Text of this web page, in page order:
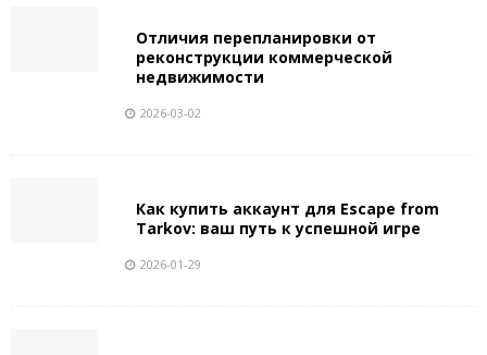
Отличия перепланировки от
реконструкции коммерческой
недвижимости
2026-03-02
Как купить аккаунт для Escape from
Tarkov: ваш путь к успешной игре
2026-01-29